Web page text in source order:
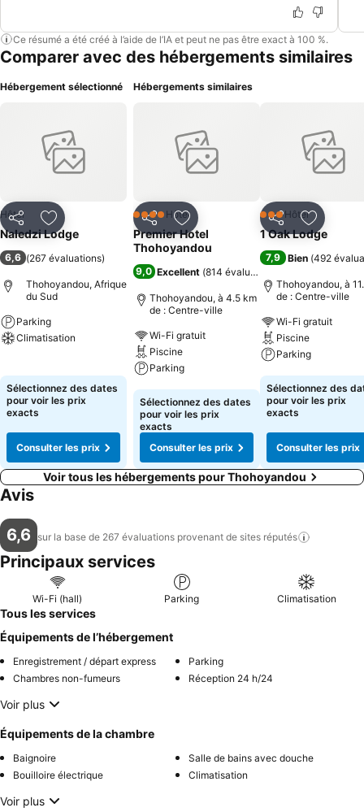
Ce résumé a été créé à l’aide de l’IA et peut ne pas être exact à 100 %.
Comparer avec des hébergements similaires
Hébergement sélectionné
PartagerAjouter à mes favoris
Hôtel
Naledzi Lodge
6,6 (267 évaluations)
Thohoyandou, Afrique
du Sud
Parking
Climatisation
Sélectionnez des dates
pour voir les prix
exacts
Consulter les prix
Hébergements similaires
PartagerAjouter à mes favoris
4 ÉtoilesHôtel
Premier Hotel
Thohoyandou
9,0 Excellent (814 évaluations
Thohoyandou, à 4.5 km
de : Centre-ville
Wi-Fi gratuit
Piscine
Parking
Consulter les prix
Sélectionnez des dates
pour voir les prix
exacts
Consulter les prix
PartagerAjouter
3 ÉtoilesHôtel
1 Oak Lodge
7,9 Bien (492
Thohoyandou, à
de : Centre-ville
Wi-Fi gratuit
Piscine
Parking
Consulter les
Sélectionnez des
pour voir les prix
exacts
Consulter les prix
Voir tous les hébergements pour Thohoyandou
Avis
6,6 sur la base de 267 évaluations provenant de sites réputés
Principaux services
Wi-Fi (hall) Parking Climatisation
Tous les services
Équipements de l’hébergement
Enregistrement / départ express
Parking
Chambres non-fumeurs
Réception 24 h/24
Voir plus
Équipements de la chambre
Baignoire
Salle de bains avec douche
Bouilloire électrique
Climatisation
Voir plus